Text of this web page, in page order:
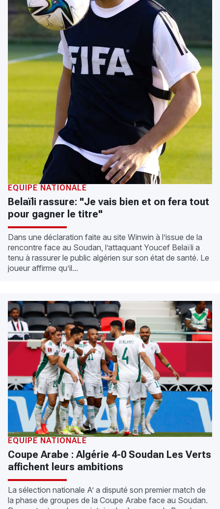
ÉQUIPE NATIONALE
Belaïli rassure: "Je vais bien et on fera tout
pour gagner le titre"
Dans une déclaration faite au site Winwin à l’issue de la
rencontre face au Soudan, l’attaquant Youcef Belaïli a
tenu à rassurer le public algérien sur son état de santé. Le
joueur affirme qu’il...
ÉQUIPE NATIONALE
Coupe Arabe : Algérie 4-0 Soudan Les Verts
affichent leurs ambitions
La sélection nationale A’ a disputé son premier match de
la phase de groupes de la Coupe Arabe face au Soudan.